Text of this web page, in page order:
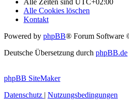
Alle Zeiten sind UTC+02:00
Alle Cookies löschen
Kontakt
Powered by phpBB® Forum Software
Deutsche Übersetzung durch phpBB.de
phpBB SiteMaker
Datenschutz | Nutzungsbedingungen